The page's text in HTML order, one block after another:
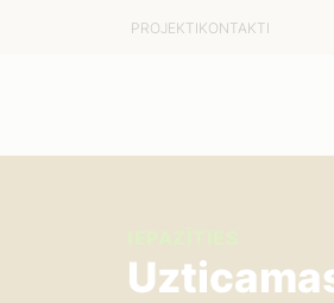
PROJEKTIKONTAKTI